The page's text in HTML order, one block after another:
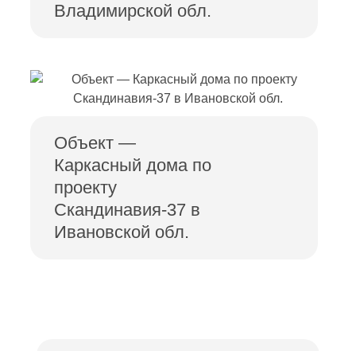
Владимирской обл.
Объект —
Каркасный дома по
проекту
Скандинавия-37 в
Ивановской обл.